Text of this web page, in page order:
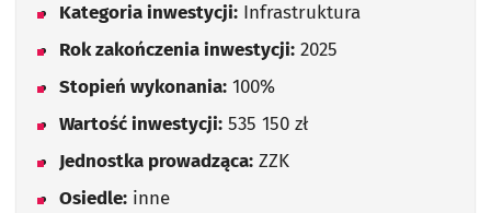
Kategoria inwestycji: Infrastruktura
Rok zakończenia inwestycji: 2025
Stopień wykonania: 100%
Wartość inwestycji: 535 150 zł
Jednostka prowadząca: ZZK
Osiedle: inne